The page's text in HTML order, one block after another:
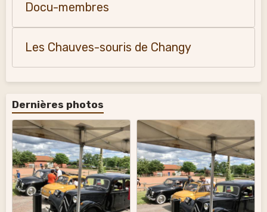
Docu-membres
Les Chauves-souris de Changy
Dernières photos